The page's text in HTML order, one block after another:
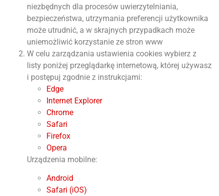
niezbędnych dla procesów uwierzytelniania,
bezpieczeństwa, utrzymania preferencji użytkownika
może utrudnić, a w skrajnych przypadkach może
uniemożliwić korzystanie ze stron www
W celu zarządzania ustawienia cookies wybierz z
listy poniżej przeglądarkę internetową, której używasz
i postępuj zgodnie z instrukcjami:
Edge
Internet Explorer
Chrome
Safari
Firefox
Opera
Urządzenia mobilne:
Android
Safari (iOS)